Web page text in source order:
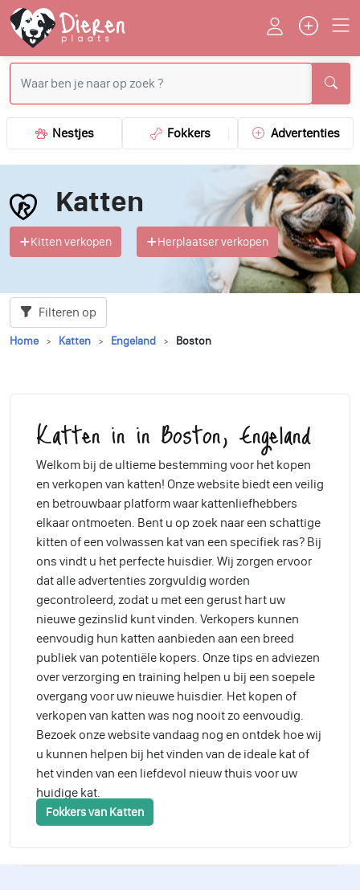
Nestjes Fokkers Advertenties
Katten
Kitten verkopen Herplaatser verkopen
Filteren op
Home Katten Engeland Boston
Katten in in Boston, Engeland
Welkom bij de ultieme bestemming voor het kopen
en verkopen van katten! Onze website biedt een veilig
en betrouwbaar platform waar kattenliefhebbers
elkaar ontmoeten. Bent u op zoek naar een schattige
kitten of een volwassen kat van een specifiek ras? Bij
ons vindt u het perfecte huisdier. Wij zorgen ervoor
dat alle advertenties zorgvuldig worden
gecontroleerd, zodat u met een gerust hart uw
nieuwe gezinslid kunt vinden. Verkopers kunnen
eenvoudig hun katten aanbieden aan een breed
publiek van potentiële kopers. Onze tips en adviezen
over verzorging en training helpen u bij een soepele
overgang voor uw nieuwe huisdier. Het kopen of
verkopen van katten was nog nooit zo eenvoudig.
Bezoek onze website vandaag nog en ontdek hoe wij
u kunnen helpen bij het vinden van de ideale kat of
het vinden van een liefdevol nieuw thuis voor uw
huidige kat.
Fokkers van Katten